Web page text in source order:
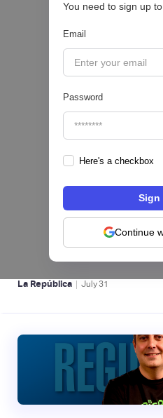
You need to sign up
Email
Password
Here's a checkbox
Continue
CRÉDITO DIGITAL 💰
Valora Analitik |
Nequi iniciará
de financiamiento en
septiembre
NEOBANCOS 📲
La República | July31